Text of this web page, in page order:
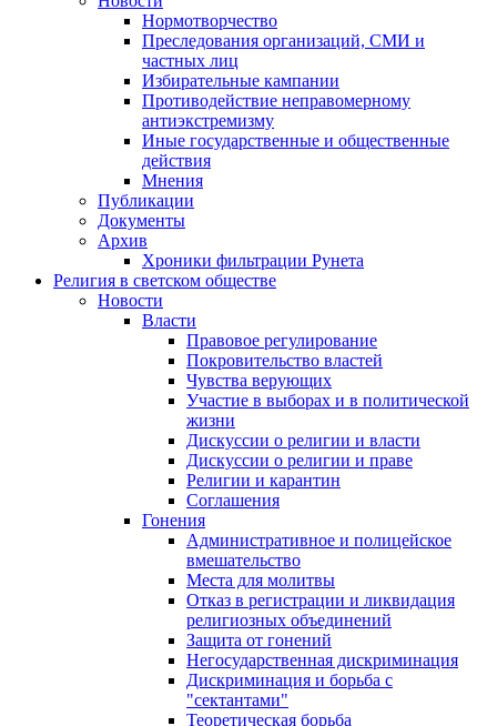
Нормотворчество
Преследования организаций, СМИ и
частных лиц
Избирательные кампании
Противодействие неправомерному
антиэкстремизму
Иные государственные и общественные
действия
Мнения
Публикации
Документы
Архив
Хроники фильтрации Рунета
Религия в светском обществе
Новости
Власти
Правовое регулирование
Покровительство властей
Чувства верующих
Участие в выборах и в политической
жизни
Дискуссии о религии и власти
Дискуссии о религии и праве
Религии и карантин
Соглашения
Гонения
Административное и полицейское
вмешательство
Места для молитвы
Отказ в регистрации и ликвидация
религиозных объединений
Защита от гонений
Негосударственная дискриминация
Дискриминация и борьба с
"сектантами"
Теоретическая борьба